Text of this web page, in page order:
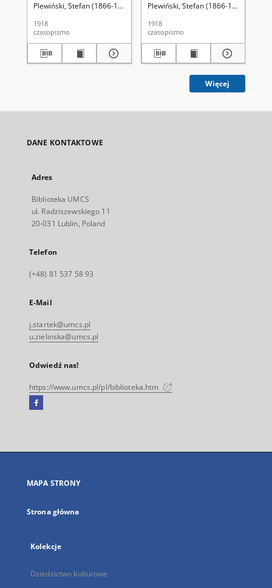
Plewiński, Stefan (1866-19..). Plewiński, Stefan (1866-19..)
1918
czasopismo
Plewiński, Stefan (1866-19..).
1918
czasopismo
Więcej
DANE KONTAKTOWE
Adres
Biblioteka UMCS
ul. Radziszewskiego 11
20-031 Lublin, Poland
Telefon
(+48) 81 537 58 93
E-Mail
j.startek@umcs.pl
u.zielinska@umcs.pl
Odwiedź nas!
https://www.umcs.pl/pl/biblioteka.htm
Facebook
się
karcie
MAPA STRONY
Strona główna
Kolekcje
Dziedzictwo kulturowe